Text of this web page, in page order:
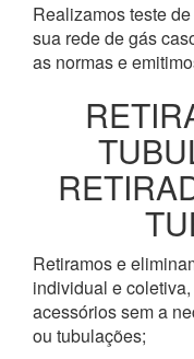
Realizamos teste
sua rede de gás
as normas e
Retiramos e
individual e
acessórios sem a
ou tubulações;